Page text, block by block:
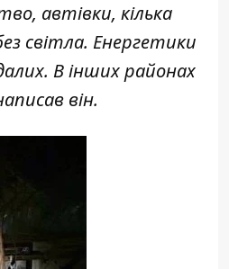
автівки, кілька
світла. Енергетики
В інших районах
він.